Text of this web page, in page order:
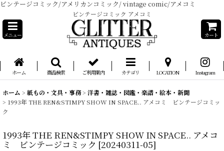
ビンテージコミック/アメリカンコミック/ vintage comic/アメコミ
ビンテージコミック アメコミ
メニュー カート
ホーム 商品検索 ご利用案内 カテゴリ LOCATION Instagram
ホーム > 紙もの・文具・事務> 洋書・雑誌・図鑑・楽譜・絵本・新聞
> 1993年 THE REN&STIMPY SHOW IN SPACE.. アメコミ ビンテージコミッ
ク
1993年 THE REN&STIMPY SHOW IN SPACE.. アメコ
ミ ビンテージコミック [20240311-05]